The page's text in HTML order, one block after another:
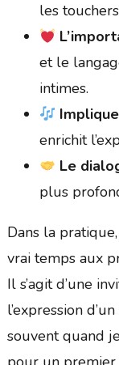
les
et le
intimes.
enrichit
Le
plus
Dans la
vrai temps aux
Il s’agit d’une
l’expression
souvent quand